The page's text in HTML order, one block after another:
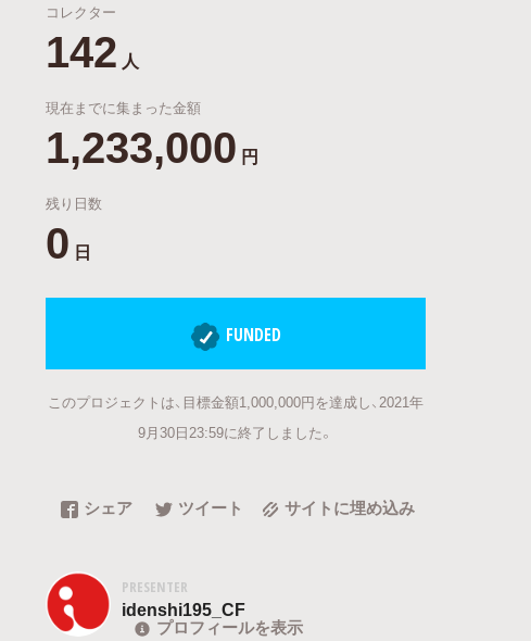
コレクター
142 人
現在までに集まった金額
1,233,000 円
残り日数
0 日
FUNDED
このプロジェクトは、目標金額1,000,000円を達成し、2021年
9月30日23:59に終了しました。
シェア ツイート サイトに埋め込み
PRESENTER
idenshi195_CF
プロフィールを表示